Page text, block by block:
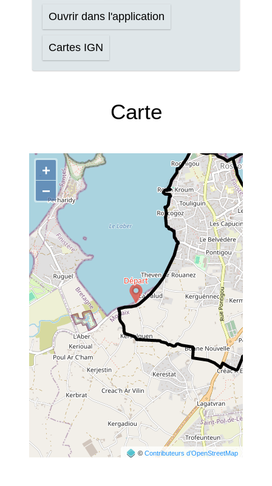
Ouvrir dans l'application
Cartes IGN
Carte
+
−
©Contributeurs d’OpenStreetMap